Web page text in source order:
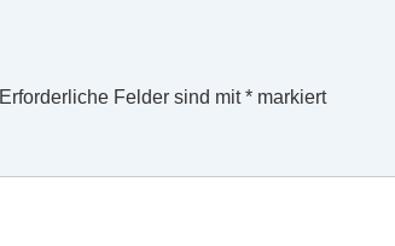
Erforderliche Felder sind mit* markiert